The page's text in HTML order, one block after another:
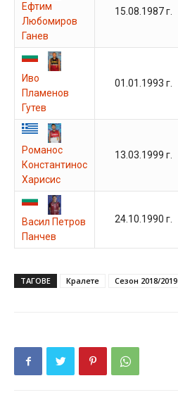
Ефтим
Любомиров
Ганев
15.08.1987 г.
Иво
Пламенов
Гутев
01.01.1993 г.
Романос
Константинос
Харисис
13.03.1999 г.
Васил Петров
Панчев
24.10.1990 г.
ТАГОВЕ Кралете Сезон 2018/2019